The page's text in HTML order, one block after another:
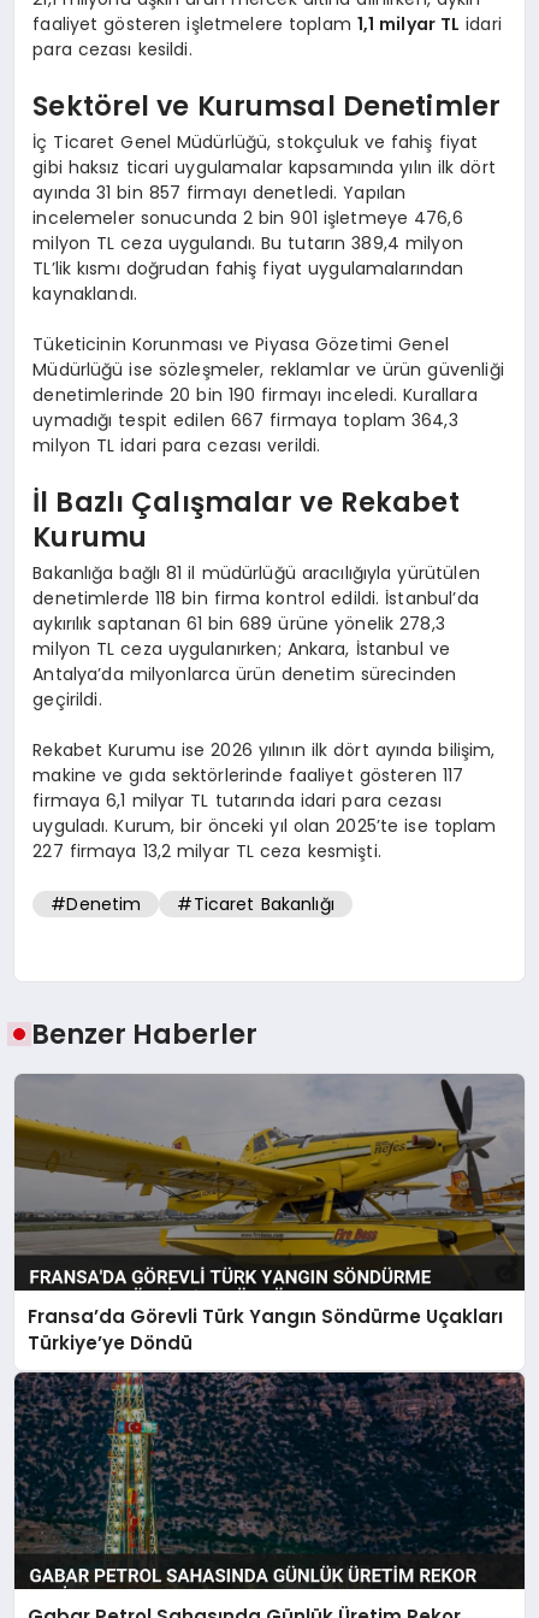
faaliyet gösteren işletmelere toplam 1,1 milyar TL idari
para cezası kesildi.
Sektörel ve Kurumsal Denetimler
İç Ticaret Genel Müdürlüğü, stokçuluk ve fahiş fiyat
gibi haksız ticari uygulamalar kapsamında yılın ilk dört
ayında 31 bin 857 firmayı denetledi. Yapılan
incelemeler sonucunda 2 bin 901 işletmeye 476,6
milyon TL ceza uygulandı. Bu tutarın 389,4 milyon
TL’lik kısmı doğrudan fahiş fiyat uygulamalarından
kaynaklandı.
Tüketicinin Korunması ve Piyasa Gözetimi Genel
Müdürlüğü ise sözleşmeler, reklamlar ve ürün güvenliği
denetimlerinde 20 bin 190 firmayı inceledi. Kurallara
uymadığı tespit edilen 667 firmaya toplam 364,3
milyon TL idari para cezası verildi.
İl Bazlı Çalışmalar ve Rekabet
Kurumu
Bakanlığa bağlı 81 il müdürlüğü aracılığıyla yürütülen
denetimlerde 118 bin firma kontrol edildi. İstanbul’da
aykırılık saptanan 61 bin 689 ürüne yönelik 278,3
milyon TL ceza uygulanırken; Ankara, İstanbul ve
Antalya’da milyonlarca ürün denetim sürecinden
geçirildi.
Rekabet Kurumu ise 2026 yılının ilk dört ayında bilişim,
makine ve gıda sektörlerinde faaliyet gösteren 117
firmaya 6,1 milyar TL tutarında idari para cezası
uyguladı. Kurum, bir önceki yıl olan 2025’te ise toplam
227 firmaya 13,2 milyar TL ceza kesmişti.
#Denetim #Ticaret Bakanlığı
Benzer Haberler
Fransa’da Görevli Türk Yangın Söndürme Uçakları
Türkiye’ye Döndü